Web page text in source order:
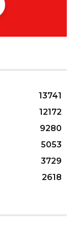
13741
12172
9280
5053
3729
2618